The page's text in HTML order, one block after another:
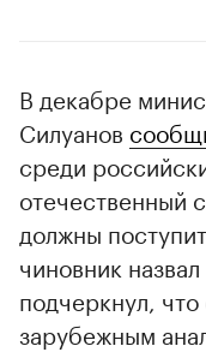
В декабре
Силуанов
среди
отечественный
должны
чиновник
подчеркнул,
зарубежным